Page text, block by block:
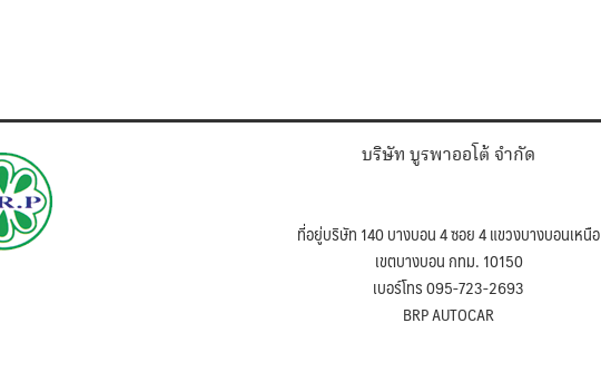
บริษัท บูรพาออโต้ จำกัด
ที่อยู่บริษัท 140 บางบอน 4 ซอย 4 แขวงบางบอนเหนือ
เขตบางบอน กทม. 10150
เบอร์โทร 095-723-2693
BRP AUTOCAR